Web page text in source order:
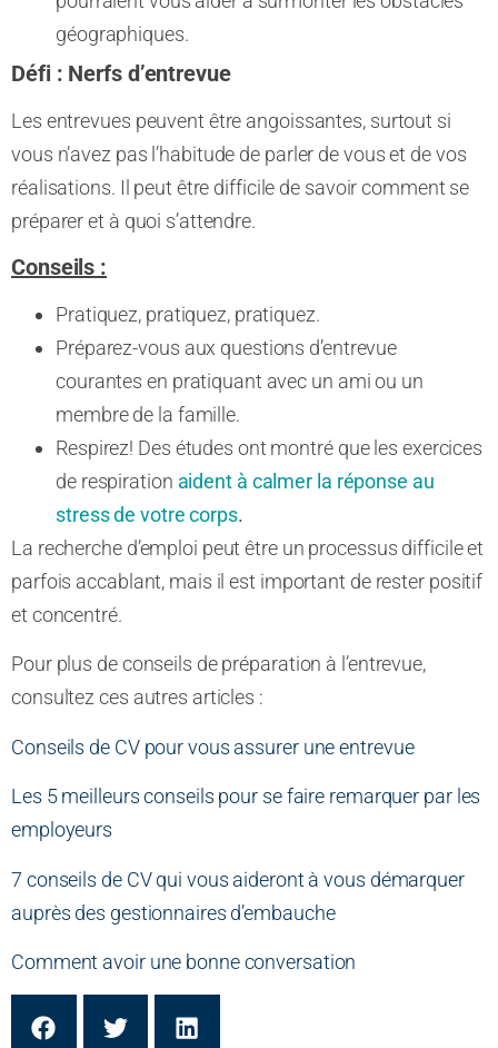
géographiques.
Défi : Nerfs d’entrevue
Les entrevues peuvent être angoissantes, surtout si
vous n’avez pas l’habitude de parler de vous et de vos
réalisations. Il peut être difficile de savoir comment se
préparer et à quoi s’attendre.
Conseils :
Pratiquez, pratiquez, pratiquez.
Préparez-vous aux questions d’entrevue
courantes en pratiquant avec un ami ou un
membre de la famille.
Respirez! Des études ont montré que les exercices
de respiration aident à calmer la réponse au
stress de votre corps.
La recherche d’emploi peut être un processus difficile et
parfois accablant, mais il est important de rester positif
et concentré.
Pour plus de conseils de préparation à l’entrevue,
consultez ces autres articles :
Conseils de CV pour vous assurer une entrevue
Les 5 meilleurs conseils pour se faire remarquer par les
employeurs
7 conseils de CV qui vous aideront à vous démarquer
auprès des gestionnaires d’embauche
Comment avoir une bonne conversation